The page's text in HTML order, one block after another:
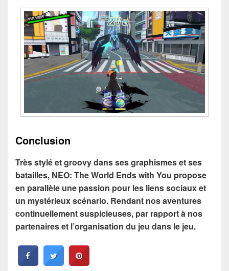
Conclusion
Très stylé et groovy dans ses graphismes et ses
batailles, NEO: The World Ends with You propose
en parallèle une passion pour les liens sociaux et
un mystérieux scénario. Rendant nos aventures
continuellement suspicieuses, par rapport à nos
partenaires et l’organisation du jeu dans le jeu.